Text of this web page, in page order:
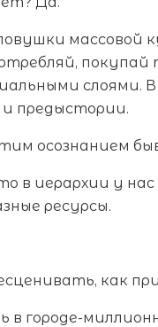
массовой
слоями.
и предыстории.
осознанием
в иерархии у
ресурсы.
как
городе-